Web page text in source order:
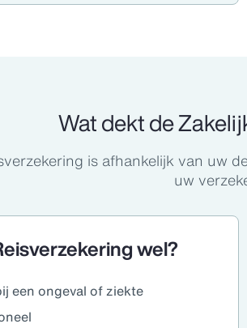
Wat dekt de
is afhankelijk van uw
uw
wel?
een ongeval of ziekte